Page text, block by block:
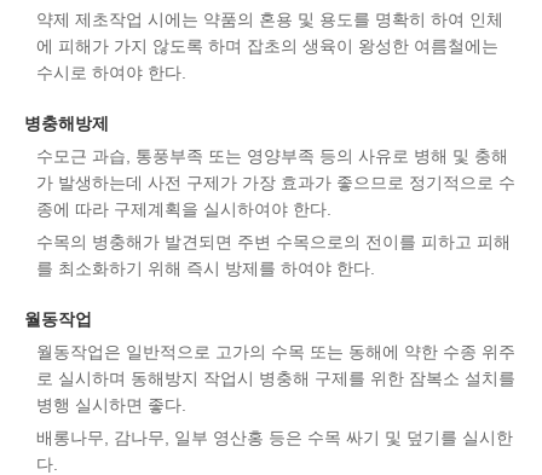
약제 제초작업 시에는 약품의 혼용 및 용도를 명확히 하여 인체
에 피해가 가지 않도록 하며 잡초의 생육이 왕성한 여름철에는
수시로 하여야 한다.
병충해방제
수모근 과습, 통풍부족 또는 영양부족 등의 사유로 병해 및 충해
가 발생하는데 사전 구제가 가장 효과가 좋으므로 정기적으로 수
종에 따라 구제계획을 실시하여야 한다.
수목의 병충해가 발견되면 주변 수목으로의 전이를 피하고 피해
를 최소화하기 위해 즉시 방제를 하여야 한다.
월동작업
월동작업은 일반적으로 고가의 수목 또는 동해에 약한 수종 위주
로 실시하며 동해방지 작업시 병충해 구제를 위한 잠복소 설치를
병행 실시하면 좋다.
배롱나무, 감나무, 일부 영산홍 등은 수목 싸기 및 덮기를 실시한
다.